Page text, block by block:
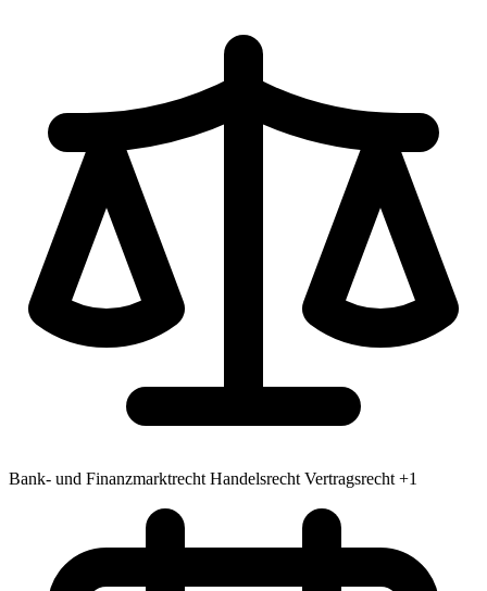
Bank- und Finanzmarktrecht Handelsrecht Vertragsrecht +1